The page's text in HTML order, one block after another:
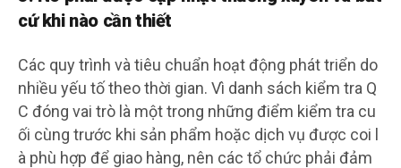
cứ khi nào cần thiết
Các quy trình và tiêu chuẩn hoạt động phát triển do
nhiều yếu tố theo thời gian. Vì danh sách kiểm tra Q
C đóng vai trò là một trong những điểm kiểm tra cu
ối cùng trước khi sản phẩm hoặc dịch vụ được coi l
à phù hợp để giao hàng, nên các tổ chức phải đảm